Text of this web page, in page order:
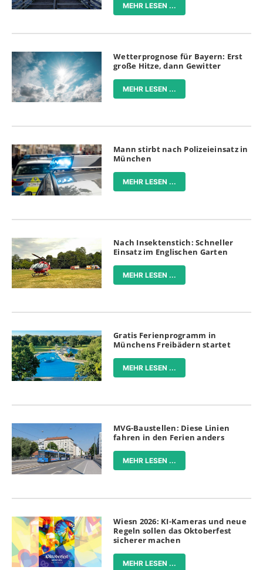
MEHR LESEN ...
Wetterprognose für Bayern: Erst
große Hitze, dann Gewitter
MEHR LESEN ...
Mann stirbt nach Polizeieinsatz in
München
MEHR LESEN ...
Nach Insektenstich: Schneller
Einsatz im Englischen Garten
MEHR LESEN ...
Gratis Ferienprogramm in
Münchens Freibädern startet
MEHR LESEN ...
MVG-Baustellen: Diese Linien
fahren in den Ferien anders
MEHR LESEN ...
Wiesn 2026: KI-Kameras und neue
Regeln sollen das Oktoberfest
sicherer machen
MEHR LESEN ...